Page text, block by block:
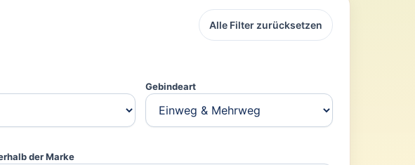
Alle Filter zurücksetzen
Gebindeart
der Marke